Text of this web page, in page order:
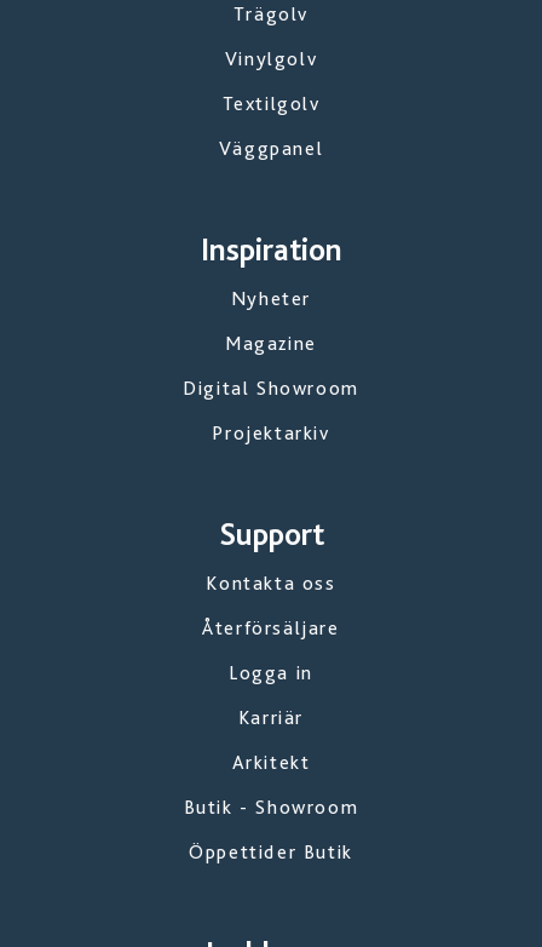
Trägolv
Vinylgolv
Textilgolv
Väggpanel
Inspiration
Nyheter
Magazine
Digital Showroom
Projektarkiv
Support
Kontakta oss
Återförsäljare
Logga in
Karriär
Arkitekt
Butik - Showroom
Öppettider Butik